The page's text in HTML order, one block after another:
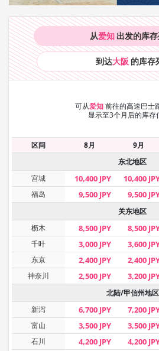
从爱知 出发的库存
到达大阪 的库存
可从爱知 前往的高速巴士
显示至3个月后的库存
区间 8月 9月
东北地区
宫城
10,400 JPY 10,400
福岛
9,500 JPY 9,500
关东地区
枥木
8,500 JPY 8,500
千叶
3,000 JPY 3,600
东京 2,400 JPY 2,400
神奈川 2,500 JPY 3,200
北陆/甲信州地区
新泻
6,700 JPY 7,200
富山
3,500 JPY 3,500
石川
4,200 JPY 4,200